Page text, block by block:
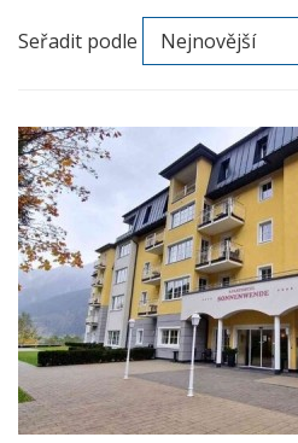
Seřadit podle